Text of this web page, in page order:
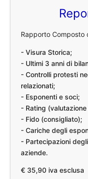
Rapporto Composto
- Visura Storica;
- Ultimi 3 anni di
- Controlli protesti
relazionati;
- Esponenti e soci;
- Rating
- Fido (consigliato);
- Cariche degli
- Partecipazioni
aziende.
€ 35,90 iva esclusa